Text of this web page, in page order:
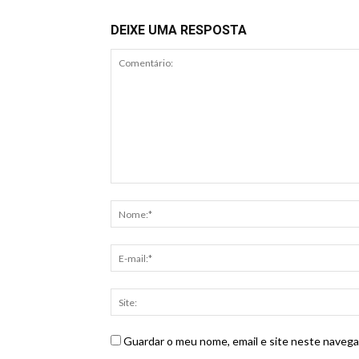
DEIXE UMA RESPOSTA
Guardar o meu nome, email e site neste